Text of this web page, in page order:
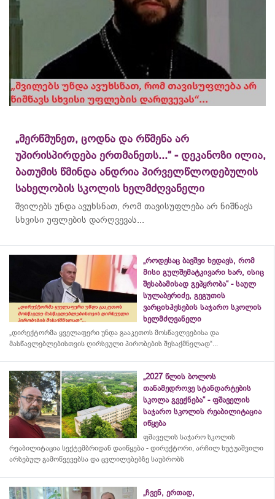
„მერწმუნეთ, ცოდნა და რწმენა არ
უპირისპირდება ერთმანეთს...“ - დეკანოზი ილია,
ბათუმის წმინდა ანდრია პირველწლოდებულის
სახელობის სკოლის ხელმძღვანელი
შვილებს უნდა ავუხსნათ, რომ თავისუფლება არ ნიშნავს
სხვისი უფლების დარღვევას...
„როდესაც ბავშვი ხედავს, რომ
მისი გულშემატკივარი ხარ, ისიც
შესაბამისად გეპყრობა“ - საულ
სულაბერიძე, გეგუთის
ვარციხჰესების საჯარო სკოლის
ხელმძღვანელი
„დირექტორმა ყველაფერი უნდა გააკეთოს მოსწავლეებისა და
მასწავლებლებისთვის ღირსეული პირობების შესაქმნელად“...
„2027 წლის ბოლოს
თანამედროვე სტანდარტების
სკოლა გვექნება“ - ფშაველის
საჯარო სკოლის რეაბილიტაცია
იწყება
ფშაველის საჯარო სკოლის
რეაბილიტაცია სექტემბრიდან დაიწყება - დირექტორი, არჩილ ხუტუაშვილი
არსებულ გამოწვევებსა და ცვლილებებზე საუბრობს
„ჩვენ, ერთად,